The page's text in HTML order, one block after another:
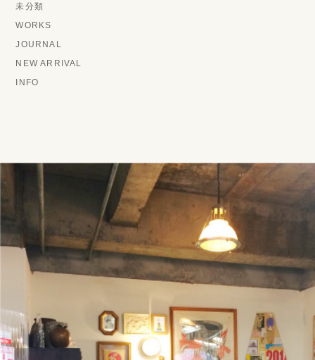
未分類
WORKS
JOURNAL
NEW ARRIVAL
INFO